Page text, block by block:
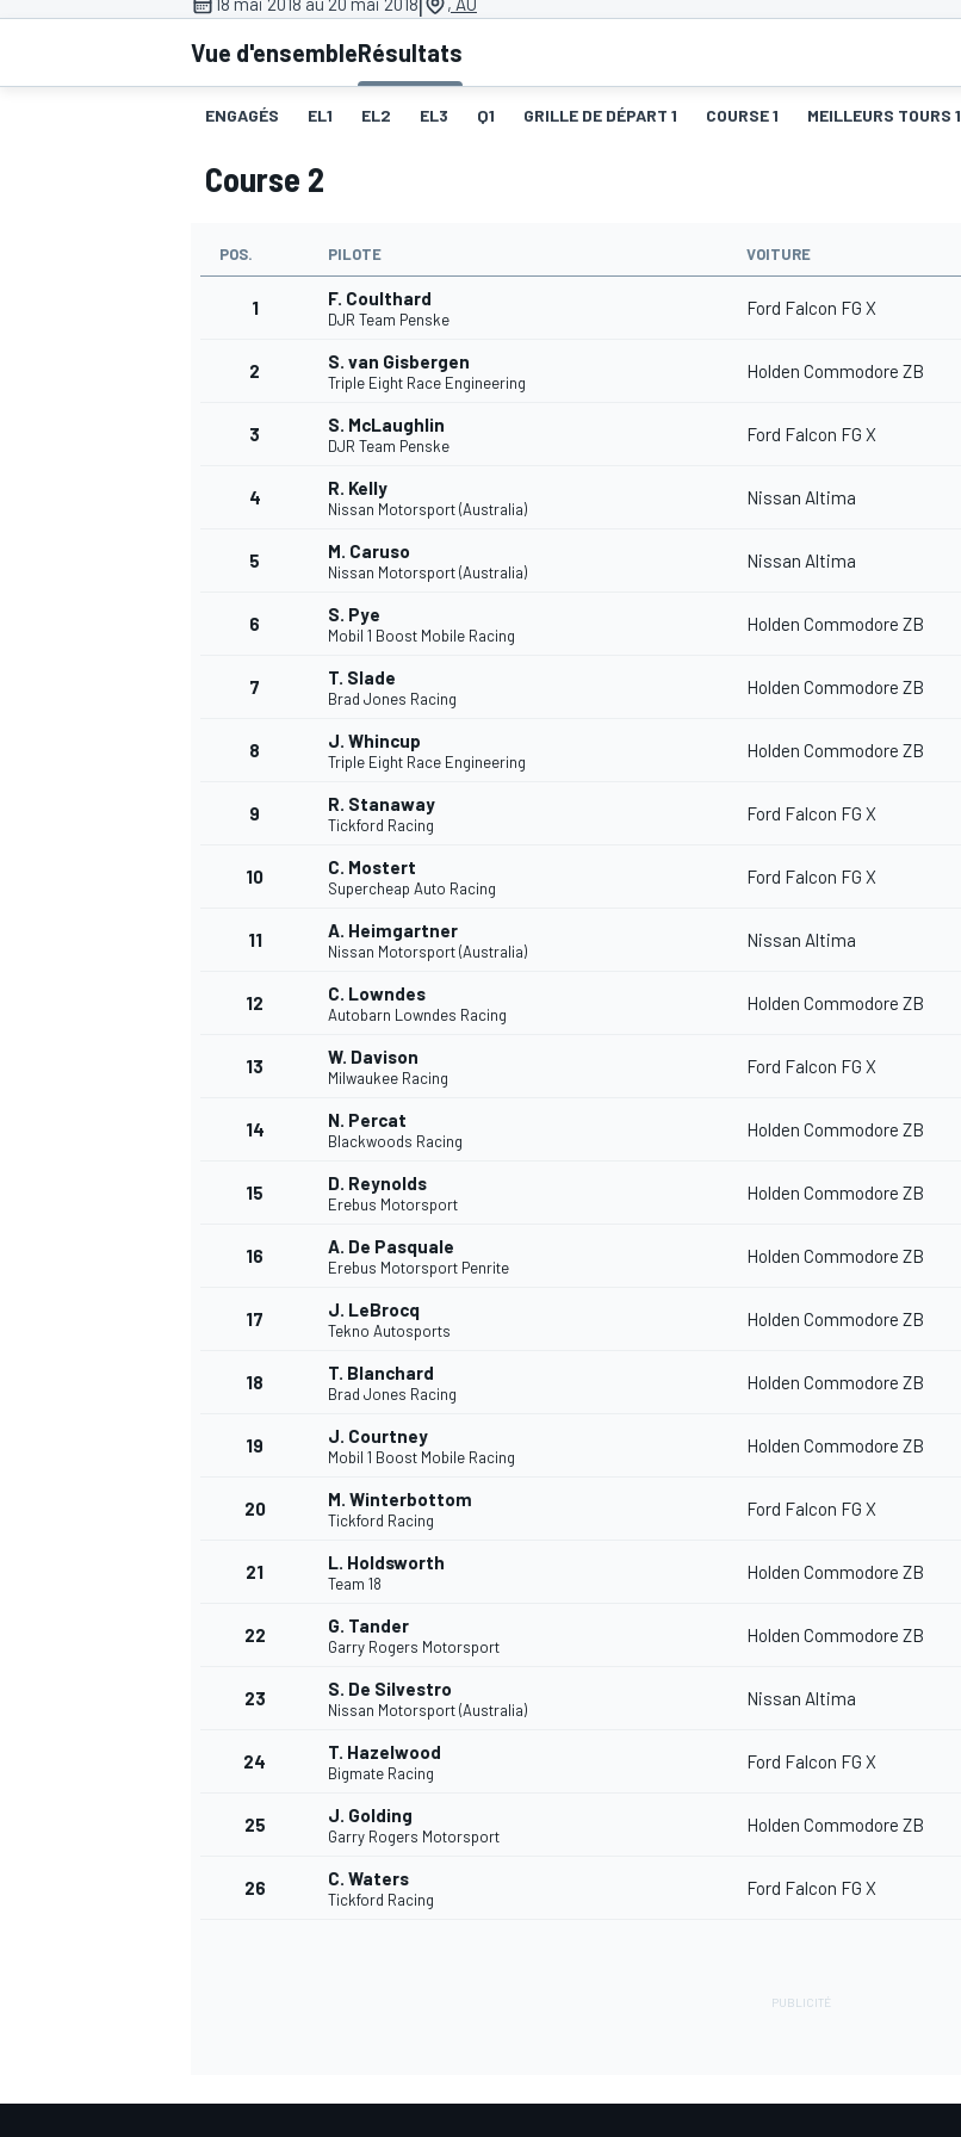
MOTOGP
Vue d'ensembleRésultats
ENGAGÉS EL1 EL2 EL3 Q1 GRILLE DE DÉPART 1 COURSE 1 MEILLEURS TOURS 1
Course 2
POS. PILOTE VOITURE
1 F. Coulthard
DJR Team Penske
Ford Falcon FG X
2 S. van Gisbergen
Triple Eight Race Engineering
Holden Commodore ZB
3 S. McLaughlin
DJR Team Penske
Ford Falcon FG X
4 R. Kelly
Nissan Motorsport (Australia)
Nissan Altima
5 M. Caruso
Nissan Motorsport (Australia)
Nissan Altima
6 S. Pye
Mobil 1 Boost Mobile Racing
Holden Commodore ZB
7 T. Slade
Brad Jones Racing
Holden Commodore ZB
8 J. Whincup
Triple Eight Race Engineering
Holden Commodore ZB
9 R. Stanaway
Tickford Racing
Ford Falcon FG X
10 C. Mostert
Supercheap Auto Racing
Ford Falcon FG X
11 A. Heimgartner
Nissan Motorsport (Australia)
Nissan Altima
12 C. Lowndes
Autobarn Lowndes Racing
Holden Commodore ZB
13 W. Davison
Milwaukee Racing
Ford Falcon FG X
14 N. Percat
Blackwoods Racing
Holden Commodore ZB
15 D. Reynolds
Erebus Motorsport
Holden Commodore ZB
16 A. De Pasquale
Erebus Motorsport Penrite
Holden Commodore ZB
17 J. LeBrocq
Tekno Autosports
Holden Commodore ZB
18 T. Blanchard
Brad Jones Racing
Holden Commodore ZB
19 J. Courtney
Mobil 1 Boost Mobile Racing
Holden Commodore ZB
20 M. Winterbottom
Tickford Racing
Ford Falcon FG X
21 L. Holdsworth
Team 18
Holden Commodore ZB
22 G. Tander
Garry Rogers Motorsport
Holden Commodore ZB
23 S. De Silvestro
Nissan Motorsport (Australia)
Nissan Altima
24 T. Hazelwood
Bigmate Racing
Ford Falcon FG X
25 J. Golding
Garry Rogers Motorsport
Holden Commodore ZB
26 C. Waters
Tickford Racing
Ford Falcon FG X